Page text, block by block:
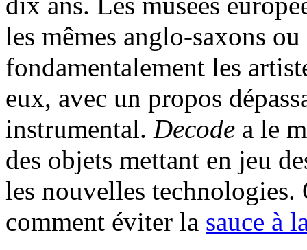
les mêmes anglo-saxons
fondamentalement les
eux, avec un propos
instrumental. Decode a le
des objets mettant en jeu
les nouvelles
comment éviter la sauce à